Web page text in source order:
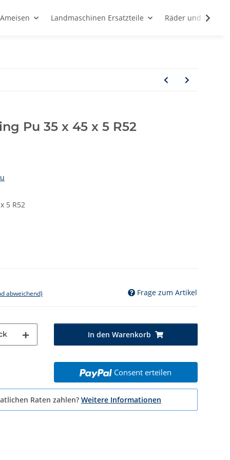
Landmaschinen Ersatzteile Räder und Rollen
Pu 35 x 45 x 5 R52
5 R52
abweichend) Frage zum Artikel
In den Warenkorb
Consent erteilen
Raten zahlen? Weitere Informationen